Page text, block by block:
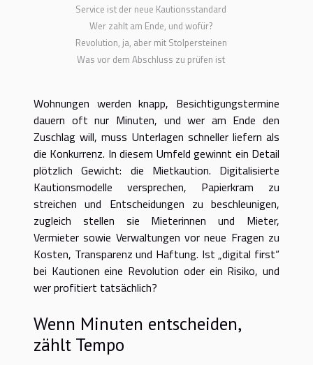
Service ist der neue Kautionsstandard
Wer zahlt am Ende, und wofür?
Revolution, ja, aber mit Stolpersteinen
Was vor dem Abschluss zu prüfen ist
Wohnungen werden knapp, Besichtigungstermine
dauern oft nur Minuten, und wer am Ende den
Zuschlag will, muss Unterlagen schneller liefern als
die Konkurrenz. In diesem Umfeld gewinnt ein Detail
plötzlich Gewicht: die Mietkaution. Digitalisierte
Kautionsmodelle versprechen, Papierkram zu
streichen und Entscheidungen zu beschleunigen,
zugleich stellen sie Mieterinnen und Mieter,
Vermieter sowie Verwaltungen vor neue Fragen zu
Kosten, Transparenz und Haftung. Ist „digital first“
bei Kautionen eine Revolution oder ein Risiko, und
wer profitiert tatsächlich?
Wenn Minuten entscheiden,
zählt Tempo